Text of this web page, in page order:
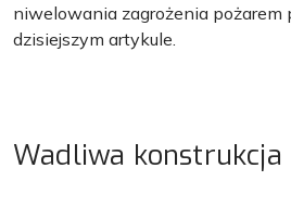
niwelowania zagrożenia
dzisiejszym artykule.
Wadliwa